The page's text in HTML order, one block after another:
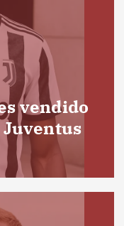
vendido
Juventus